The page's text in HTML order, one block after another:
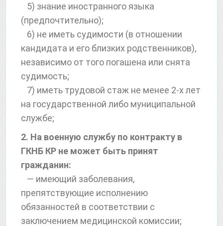
5) знание иностранного языка
(предпочтительно);
6) не иметь судимости (в отношении
кандидата и его близких родственников),
независимо от того погашена или снята
судимость;
7) иметь трудовой стаж не менее 2-х лет
на государственной либо муниципальной
службе;
2. На военную службу по контракту в
ГКНБ КР не может быть принят
гражданин:
— имеющий заболевания,
препятствующие исполнению
обязанностей в соответствии с
заключением медицинской комиссии;